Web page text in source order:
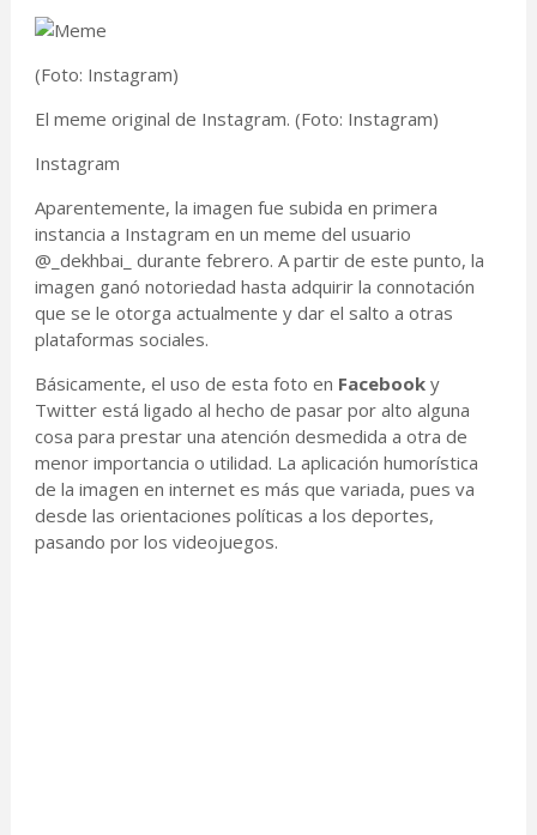
(Foto: Instagram)
El meme original de Instagram. (Foto: Instagram)
Instagram
Aparentemente, la imagen fue subida en primera
instancia a Instagram en un meme del usuario
@_dekhbai_ durante febrero. A partir de este punto, la
imagen ganó notoriedad hasta adquirir la connotación
que se le otorga actualmente y dar el salto a otras
plataformas sociales.
Básicamente, el uso de esta foto en Facebooky
Twitter está ligado al hecho de pasar por alto alguna
cosa para prestar una atención desmedida a otra de
menor importancia o utilidad. La aplicación humorística
de la imagen en internet es más que variada, pues va
desde las orientaciones políticas a los deportes,
pasando por los videojuegos.